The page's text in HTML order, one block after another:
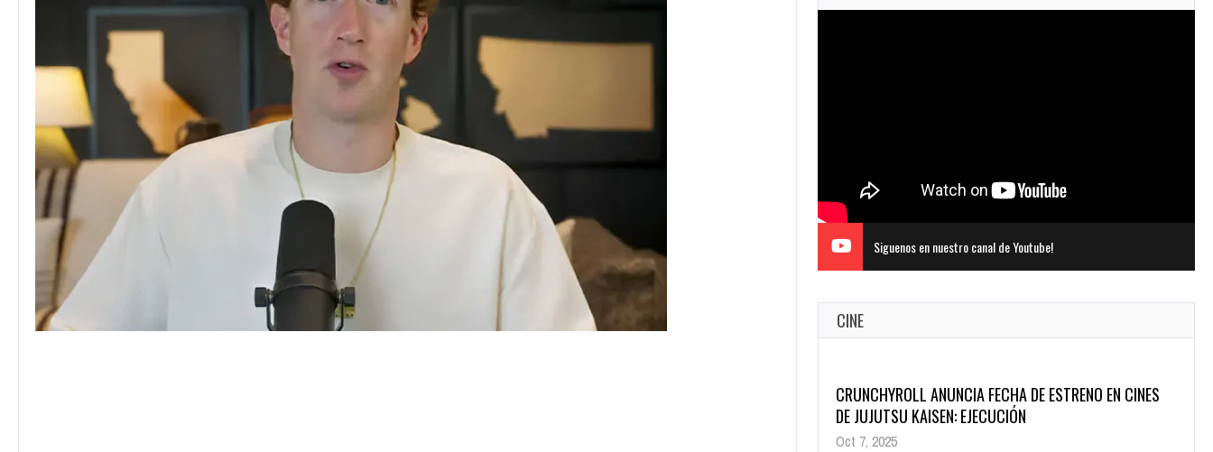
Siguenos en nuestro canal de Youtube!
CINE
CRUNCHYROLL ANUNCIA FECHA DE ESTRENO EN CINES
DE JUJUTSU KAISEN: EJECUCIÓN
Oct 7, 2025